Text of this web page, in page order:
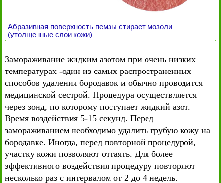
Абразивная поверхность пемзы стирает мозоли
(утолщенные слои кожи)
Замораживание жидким азотом при очень низких
температурах -один из самых распространенных
способов удаления бородавок и обычно проводится
медицинской сестрой. Процедура осуществляется
через зонд, по которому поступает жидкий азот.
Время воздействия 5-15 секунд. Перед
замораживанием необходимо удалить грубую кожу на
бородавке. Иногда, перед повторной процедурой,
участку кожи позволяют оттаять. Для более
эффективного воздействия процедуру повторяют
несколько раз с интервалом от 2 до 4 недель.